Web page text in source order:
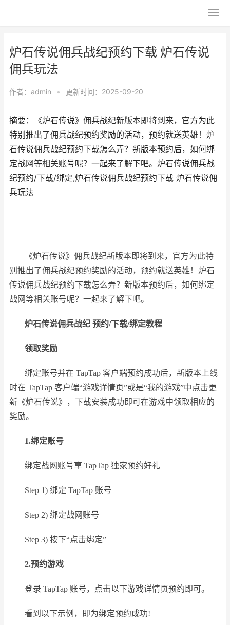
炉石传说佣兵战纪预约下载 炉石传说
佣兵玩法
作者： admin • 更新时间：2025-09-20
摘要：《炉石传说》佣兵战纪新版本即将到来，官方为此
特别推出了佣兵战纪预约奖励的活动，预约就送英雄！炉
石传说佣兵战纪预约下载怎么弄？新版本预约后，如何绑
定战网等相关账号呢？一起来了解下吧。炉石传说佣兵战
纪预约/下载/绑定,炉石传说佣兵战纪预约下载 炉石传说佣
兵玩法
《炉石传说》佣兵战纪新版本即将到来，官方为此特
别推出了佣兵战纪预约奖励的活动，预约就送英雄！炉石
传说佣兵战纪预约下载怎么弄？新版本预约后，如何绑定
战网等相关账号呢？一起来了解下吧。
炉石传说佣兵战纪 预约/下载/绑定教程
领取奖励
绑定账号并在 TapTap 客户端预约成功后，新版本上线
时在 TapTap 客户端“游戏详情页”或是“我的游戏”中点击更
新《炉石传说》，下载安装成功即可在游戏中领取相应的
奖励。
1.绑定账号
绑定战网账号享 TapTap 独家预约好礼
Step 1) 绑定 TapTap 账号
Step 2) 绑定战网账号
Step 3) 按下“点击绑定”
2.预约游戏
登录 TapTap 账号，点击以下游戏详情页预约即可。
看到以下示例，即为绑定预约成功!